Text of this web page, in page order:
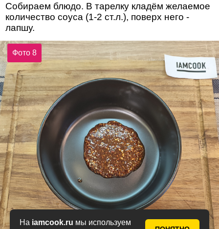
На iamcook.ru мы используем
Собираем блюдо. В тарелку кладём желаемое
количество соуса (1-2 ст.л.), поверх него -
лапшу.
Фото 8